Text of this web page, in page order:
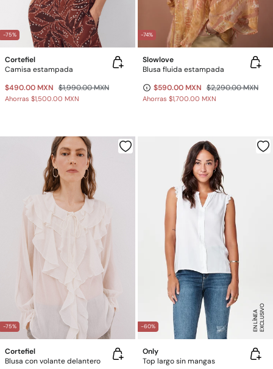
-75%
Cortefiel
Camisa estampada
$490.00 MXN $1,990.00 MXN
Ahorras $1,500.00 MXN
-74%
Slowlove
Blusa fluida estampada
$590.00 MXN $2,290.00 MXN
Ahorras $1,700.00 MXN
-75%
Cortefiel
Blusa con volante delantero
-60% E
X
C
L
U
SI
V
O
E
N
LÍ
N
E
A
Only
Top largo sin mangas